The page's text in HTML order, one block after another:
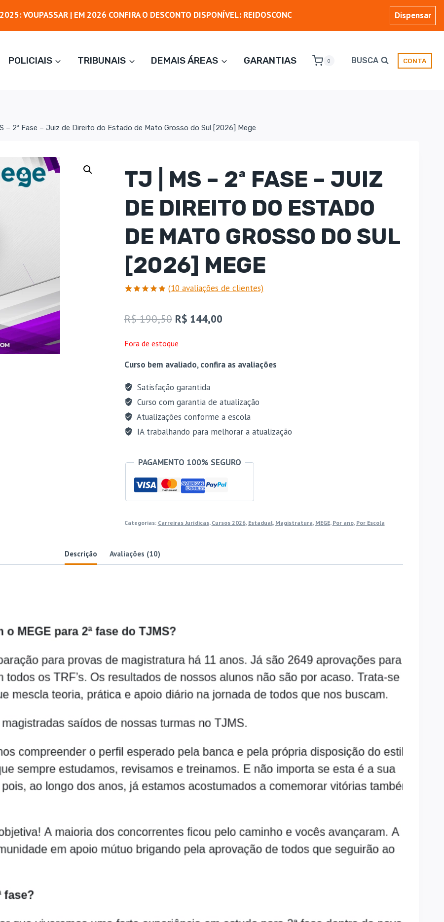
VOUPASSAR | EM 2026 CONFIRA O DESCONTO DISPONÍVEL: REIDOSCONC Dispensar
POLICIAIS TRIBUNAIS DEMAIS ÁREAS GARANTIAS 0 BUSCA CONTA
– 2ª Fase – Juiz de Direito do Estado de Mato Grosso do Sul [2026] Mege
TJ | MS – 2ª FASE – JUIZ
DE DIREITO DO ESTADO
DE MATO GROSSO DO SUL
[2026] MEGE
de 5, com
baseado
avaliações
(10 avaliações de clientes)
R$190,50 O
era:
R$ 190,50.
R$ 144,00O
é:
Fora de estoque
Curso bem avaliado, confira as avaliações
Satisfação garantida
Curso com garantia de atualização
Atualizações conforme a escola
IA trabalhando para melhorar a atualização
PAGAMENTO 100% SEGURO
Categorias: Carreiras Jurídicas, Cursos 2026, Estadual, Magistratura, MEGE, Por ano, Por Escola
Descrição Avaliações (10)